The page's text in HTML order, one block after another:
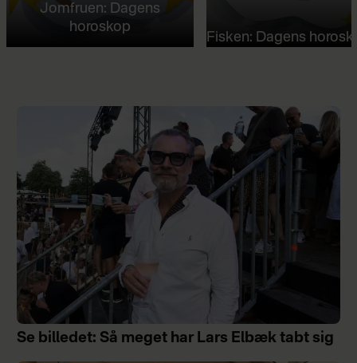
Jomfruen: Dagens
horoskop
Fisken: Dagens
Se billedet: Så meget har Lars Elbæk tabt sig